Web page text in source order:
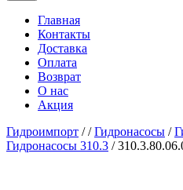
Главная
Контакты
Доставка
Оплата
Возврат
О нас
Акция
Гидроимпорт //Гидронасосы /
Гидронасосы 310.3 /